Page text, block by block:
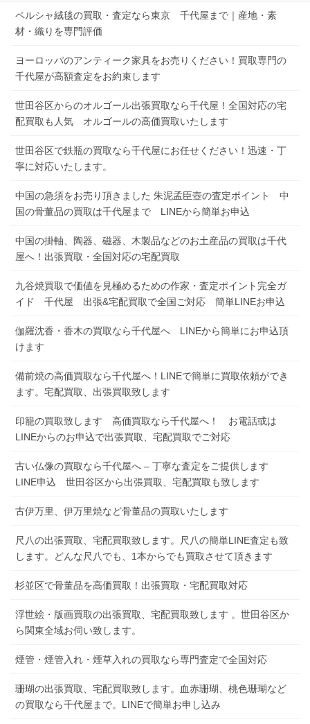
ペルシャ絨毯の買取・査定なら東京 千代屋まで｜産地・素
材・織りを専門評価
ヨーロッパのアンティーク家具をお売りください！買取専門の
千代屋が高額査定をお約束します
世田谷区からのオルゴール出張買取なら千代屋！全国対応の宅
配買取も人気 オルゴールの高価買取いたします
世田谷区で鉄瓶の買取なら千代屋にお任せください！迅速・丁
寧に対応いたします。
中国の急須をお売り頂きました 朱泥孟臣壺の査定ポイント 中
国の骨董品の買取は千代屋まで LINEから簡単お申込
中国の掛軸、陶器、磁器、木製品などのお土産品の買取は千代
屋へ！出張買取・全国対応の宅配買取
九谷焼買取で価値を見極めるための作家・査定ポイント完全ガ
イド 千代屋 出張&宅配買取で全国ご対応 簡単LINEお申込
伽羅沈香・香木の買取なら千代屋へ LINEから簡単にお申込頂
けます
備前焼の高価買取なら千代屋へ！LINEで簡単に買取依頼ができ
ます。宅配買取、出張買取致します
印籠の買取致します 高価買取なら千代屋へ！ お電話或は
LINEからのお申込で出張買取、宅配買取でご対応
古い仏像の買取なら千代屋へ – 丁寧な査定をご提供します
LINE申込 世田谷区から出張買取、宅配買取も致します
古伊万里、伊万里焼など骨董品の買取いたします
尺八の出張買取、宅配買取致します。尺八の簡単LINE査定も致
します。どんな尺八でも、1本からでも買取させて頂きます
杉並区で骨董品を高価買取！出張買取・宅配買取対応
浮世絵・版画買取の出張買取、宅配買取致します 。世田谷区か
ら関東全域お伺い致します。
煙管・煙管入れ・煙草入れの買取なら専門査定で全国対応
珊瑚の出張買取、宅配買取致します。血赤珊瑚、桃色珊瑚など
の買取なら千代屋まで。LINEで簡単お申し込み